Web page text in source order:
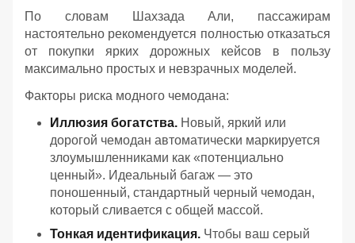
По словам Шахзада Али, пассажирам
настоятельно рекомендуется полностью отказаться
от покупки ярких дорожных кейсов в пользу
максимально простых и невзрачных моделей.
Факторы риска модного чемодана:
Иллюзия богатства. Новый, яркий или
дорогой чемодан автоматически маркируется
злоумышленниками как «потенциально
ценный». Идеальный багаж — это
поношенный, стандартный черный чемодан,
который сливается с общей массой.
Тонкая идентификация. Чтобы ваш серый